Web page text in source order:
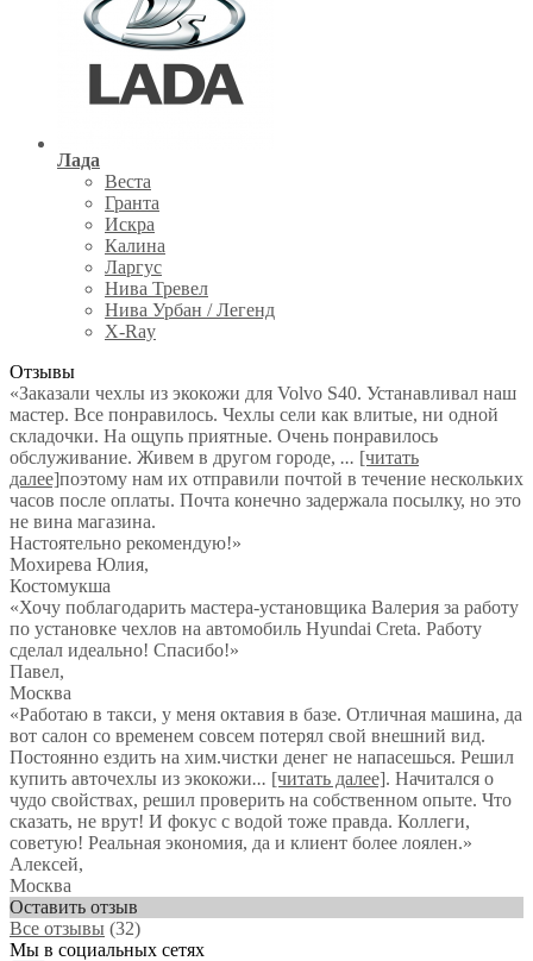
Лада
Веста
Гранта
Искра
Калина
Ларгус
Нива Тревел
Нива Урбан / Легенд
X-Ray
Отзывы
«Заказали чехлы из экокожи для Volvo S40. Устанавливал наш
мастер. Все понравилось. Чехлы сели как влитые, ни одной
складочки. На ощупь приятные. Очень понравилось
обслуживание. Живем в другом городе, ... [читать
далее]поэтому нам их отправили почтой в течение нескольких
часов после оплаты. Почта конечно задержала посылку, но это
не вина магазина.
Настоятельно рекомендую!»
Мохирева Юлия,
Костомукша
«Хочу поблагодарить мастера-установщика Валерия за работу
по установке чехлов на автомобиль Hyundai Creta. Работу
сделал идеально! Спасибо!»
Павел,
Москва
«Работаю в такси, у меня октавия в базе. Отличная машина, да
вот салон со временем совсем потерял свой внешний вид.
Постоянно ездить на хим.чистки денег не напасешься. Решил
купить авточехлы из экокожи... [читать далее]. Начитался о
чудо свойствах, решил проверить на собственном опыте. Что
сказать, не врут! И фокус с водой тоже правда. Коллеги,
советую! Реальная экономия, да и клиент более лоялен.»
Алексей,
Москва
Оставить отзыв
Все отзывы (32)
Мы в социальных сетях